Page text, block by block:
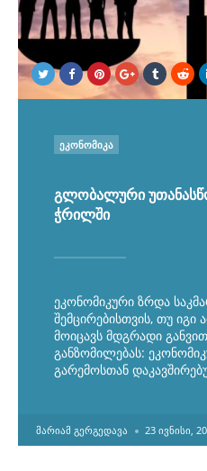
POSTED
IN
ᲔᲙᲝᲜᲝᲛᲘᲙᲐ
გლობალური
ჭრილში
ეკონომიკური ზრდა
შემცირებისთვის, თუ
მოიცავს მდგრადი
განზომილებას:
გარემოსთან
POSTED
BY
ᲛᲐᲠᲘᲐᲛ ᲒᲔᲠᲒᲔᲓᲐᲕᲐ 23 ᲘᲕᲜᲘᲡᲘ,